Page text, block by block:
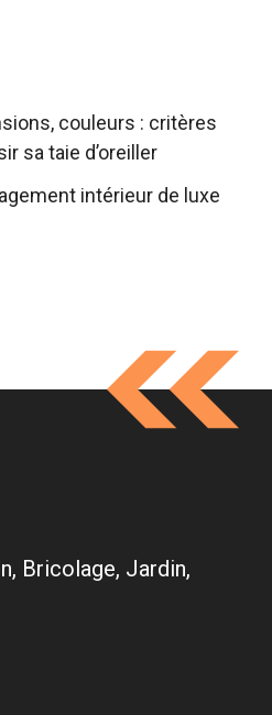
couleurs : critères
sa taie d’oreiller
intérieur de luxe
Bricolage, Jardin,